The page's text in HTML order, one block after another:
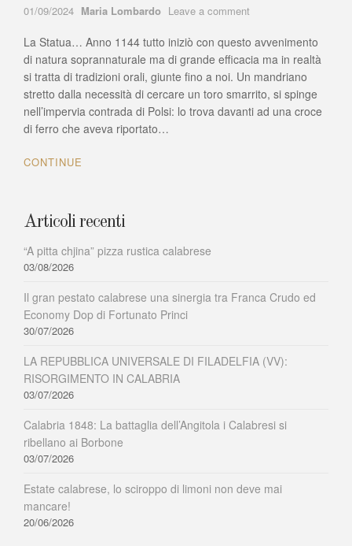
01/09/2024 Author
Maria Lombardo Leave a comment
STORIA
DEL
SANTUARIO
DI
POLSI
La Statua… Anno 1144 tutto iniziò con questo avvenimento
di natura soprannaturale ma di grande efficacia ma in realtà
si tratta di tradizioni orali, giunte fino a noi. Un mandriano
stretto dalla necessità di cercare un toro smarrito, si spinge
nell’impervia contrada di Polsi: lo trova davanti ad una croce
di ferro che aveva riportato…
CONTINUE
Articoli recenti
“A pitta chjina” pizza rustica calabrese
03/08/2026
Il gran pestato calabrese una sinergia tra Franca Crudo ed
Economy Dop di Fortunato Princi
30/07/2026
LA REPUBBLICA UNIVERSALE DI FILADELFIA (VV):
RISORGIMENTO IN CALABRIA
03/07/2026
Calabria 1848: La battaglia dell’Angitola i Calabresi si
ribellano ai Borbone
03/07/2026
Estate calabrese, lo sciroppo di limoni non deve mai
mancare!
20/06/2026